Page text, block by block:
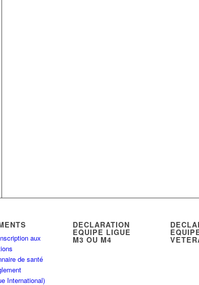
aux
de santé
International)
DECLARATION
EQUIPE LIGUE
M3 OU M4